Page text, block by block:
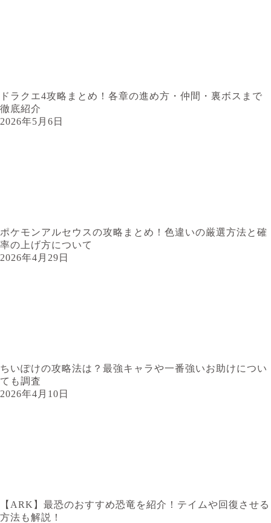
ドラクエ4攻略まとめ！各章の進め方・仲間・裏ボスまで
徹底紹介
2026年5月6日
ポケモンアルセウスの攻略まとめ！色違いの厳選方法と確
率の上げ方について
2026年4月29日
ちいぽけの攻略法は？最強キャラや一番強いお助けについ
ても調査
2026年4月10日
【ARK】最恐のおすすめ恐竜を紹介！テイムや回復させる
方法も解説！